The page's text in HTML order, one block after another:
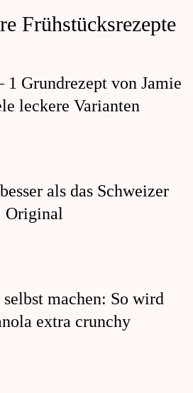
Frühstücksrezepte
1 Grundrezept von Jamie
leckere Varianten
als das Schweizer
Original
machen: So wird
extra crunchy